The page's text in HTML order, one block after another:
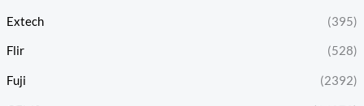
Extech (395)
Flir (528)
Fuji (2392)